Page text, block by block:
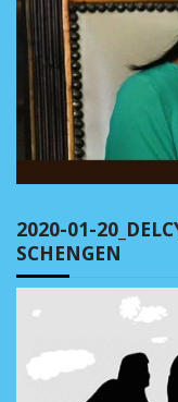
2020-01-
SCHENGEN